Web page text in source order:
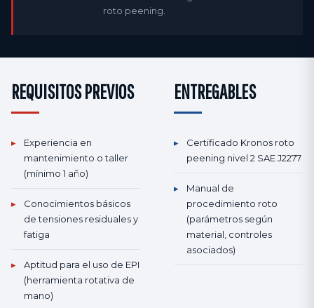
roto peening.
REQUISITOS PREVIOS
▸
Experiencia en
mantenimiento o taller
(mínimo 1 año)
▸
Conocimientos básicos
de tensiones residuales y
fatiga
▸
Aptitud para el uso de EPI
(herramienta rotativa de
mano)
ENTREGABLES
▸
Certificado Kronos roto
peening nivel 2 SAE J2277
▸
Manual de
procedimiento roto
(parámetros según
material, controles
asociados)